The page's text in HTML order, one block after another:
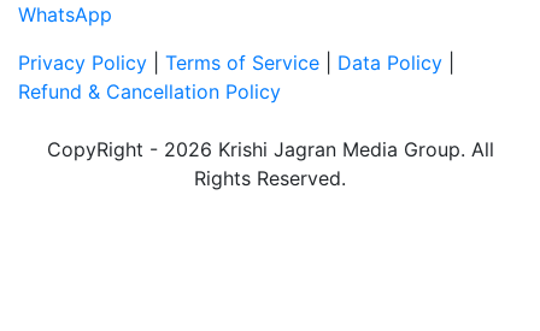
WhatsApp
Privacy Policy
Terms of Service Data Policy
Refund & Cancellation Policy
CopyRight - 2026 Krishi Jagran Media Group. All
Rights Reserved.